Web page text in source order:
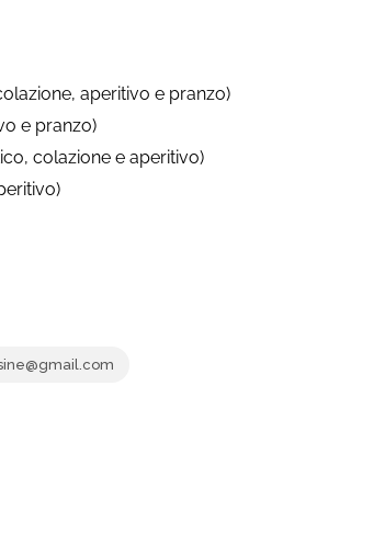
aperitivo e pranzo)
e pranzo)
colazione e aperitivo)